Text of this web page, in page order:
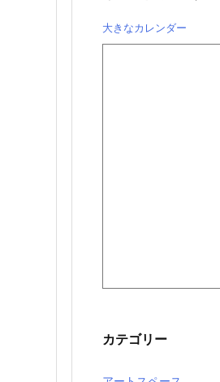
大きなカレンダー
カテゴリー